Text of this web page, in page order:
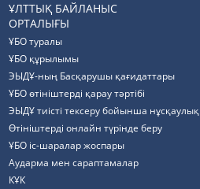
ҰЛТТЫҚ БАЙЛАНЫС
ОРТАЛЫҒЫ
ҰБО туралы
ҰБО құрылымы
ЭЫДҰ-ның Басқарушы қағидаттары
ҰБО өтініштерді қарау тәртібі
ЭЫДҰ тиісті тексеру бойынша нұсқаулық
Өтініштерді онлайн түрінде беру
ҰБО іс-шаралар жоспары
Аударма мен сараптамалар
КҰК